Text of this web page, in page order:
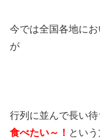
今では全国各地に
が
行列に並んで長い
食べたい～！ とい